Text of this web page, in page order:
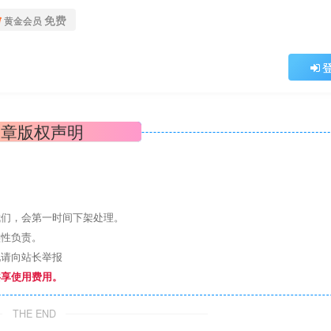
黄金会员 免费
版权声明
，会第一时间下架处理。
负责。
向站长举报
使用费用。
THE END